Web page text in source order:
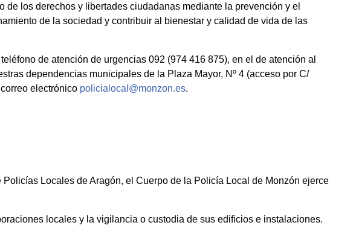
de los derechos y libertades ciudadanas mediante la prevención y el
de la sociedad y contribuir al bienestar y calidad de vida de las
de atención de urgencias 092 (974 416 875), en el de atención al
dependencias municipales de la Plaza Mayor, Nº 4 (acceso por C/
electrónico policialocal@monzon.es.
Locales de Aragón, el Cuerpo de la Policía Local de Monzón ejerce
locales y la vigilancia o custodia de sus edificios e instalaciones.